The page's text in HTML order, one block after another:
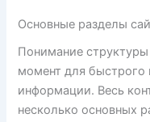
Основные разделы
Понимание
момент для быстрого
информации. Весь
несколько основных